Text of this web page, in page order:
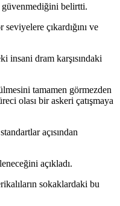
güvenmediğini belirtti.
çıkardığını ve
insani dram karşısındaki
tamamen görmezden
olası bir askeri çatışmaya
açısından
açıkladı.
sokaklardaki bu